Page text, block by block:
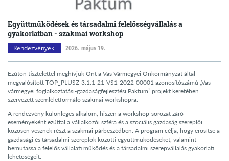
Együttműködések és társadalmi felelősségvállalás a
gyakorlatban - szakmai workshop
Rendezvények 2026. május 19.
Ezúton tisztelettel meghívjuk Önt a Vas Vármegyei Önkormányzat által
megvalósított TOP_PLUSZ-3.1.1-21-VS1-2022-00001 azonosítószámú „Vas
vármegyei foglalkoztatási-gazdaságfejlesztési Paktum” projekt keretében
szervezett szemléletformáló szakmai workshopra.
A rendezvény különleges alkalom, hiszen a workshop-sorozat záró
eseményeként ezúttal a vállalkozói szféra és a szociális gazdaság szereplői
közösen vesznek részt a szakmai párbeszédben. A program célja, hogy erősítse a
gazdasági és társadalmi szereplők közötti együttműködéseket, valamint
bemutassa a felelős vállalati működés és a társadalmi szerepvállalás gyakorlati
lehetőségeit.